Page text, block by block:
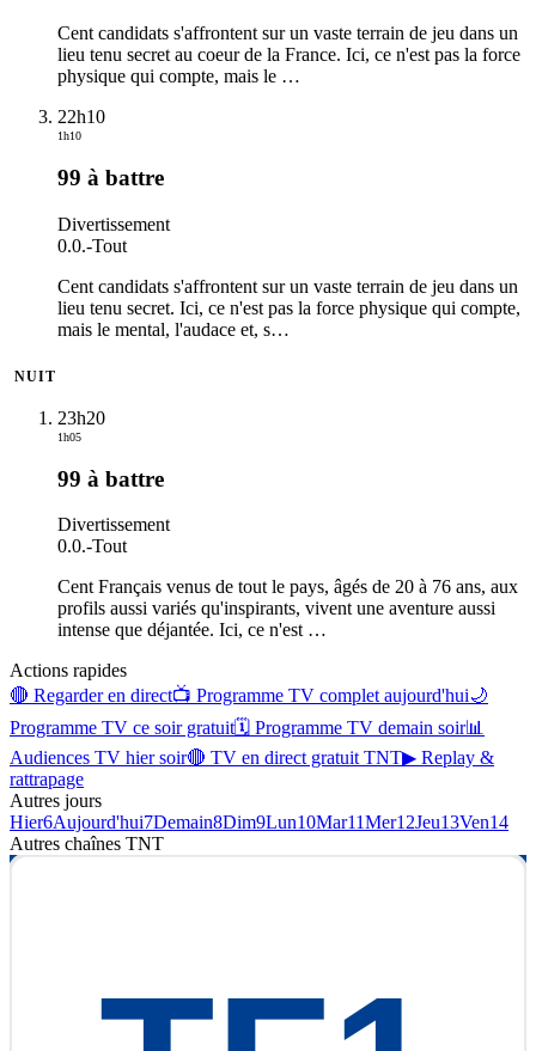
Cent candidats s'affrontent sur un vaste terrain de jeu dans un
lieu tenu secret au coeur de la France. Ici, ce n'est pas la force
physique qui compte, mais le …
22h10
1h10
99 à battre
Divertissement
0.0.-Tout
Cent candidats s'affrontent sur un vaste terrain de jeu dans un
lieu tenu secret. Ici, ce n'est pas la force physique qui compte,
mais le mental, l'audace et, s…
NUIT
23h20
1h05
99 à battre
Divertissement
0.0.-Tout
Cent Français venus de tout le pays, âgés de 20 à 76 ans, aux
profils aussi variés qu'inspirants, vivent une aventure aussi
intense que déjantée. Ici, ce n'est …
Actions rapides
🔴 Regarder en direct📺 Programme TV complet aujourd'hui🌙
Programme TV ce soir gratuit🗓 Programme TV demain soir📊
Audiences TV hier soir🔴 TV en direct gratuit TNT▶ Replay &
rattrapage
Autres jours
Hier6Aujourd'hui7Demain8Dim9Lun10Mar11Mer12Jeu13Ven14
Autres chaînes TNT